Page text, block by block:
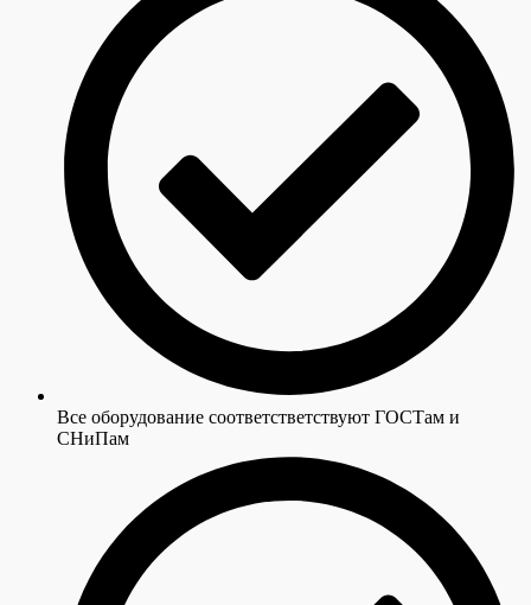
Все оборудование cоответстветствуют ГОСТам и
СНиПам